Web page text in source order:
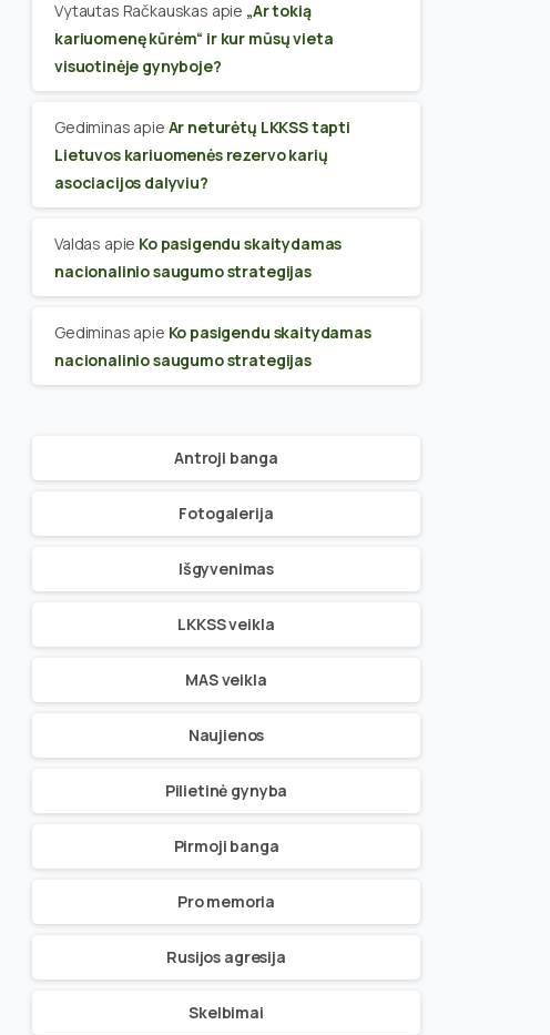
Vytautas Račkauskas apie „Ar tokią
kariuomenę kūrėm“ ir kur mūsų vieta
visuotinėje gynyboje?
Gediminas apie Ar neturėtų LKKSS tapti
Lietuvos kariuomenės rezervo karių
asociacijos dalyviu?
Valdas apie Ko pasigendu skaitydamas
nacionalinio saugumo strategijas
Gediminas apie Ko pasigendu skaitydamas
nacionalinio saugumo strategijas
Antroji banga
Fotogalerija
Išgyvenimas
LKKSS veikla
MAS veikla
Naujienos
Pilietinė gynyba
Pirmoji banga
Pro memoria
Rusijos agresija
Skelbimai